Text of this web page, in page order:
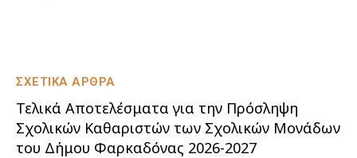
ΣΧΕΤΙΚΑ ΑΡΘΡΑ
Τελικά Αποτελέσματα για την Πρόσληψη
Σχολικών Καθαριστών των Σχολικών Μονάδων
του Δήμου Φαρκαδόνας 2026-2027